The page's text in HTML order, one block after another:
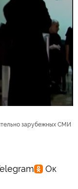
зарубежных СМИ